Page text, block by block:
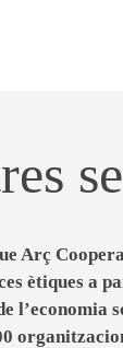
Arç
ètiques a
l’economia